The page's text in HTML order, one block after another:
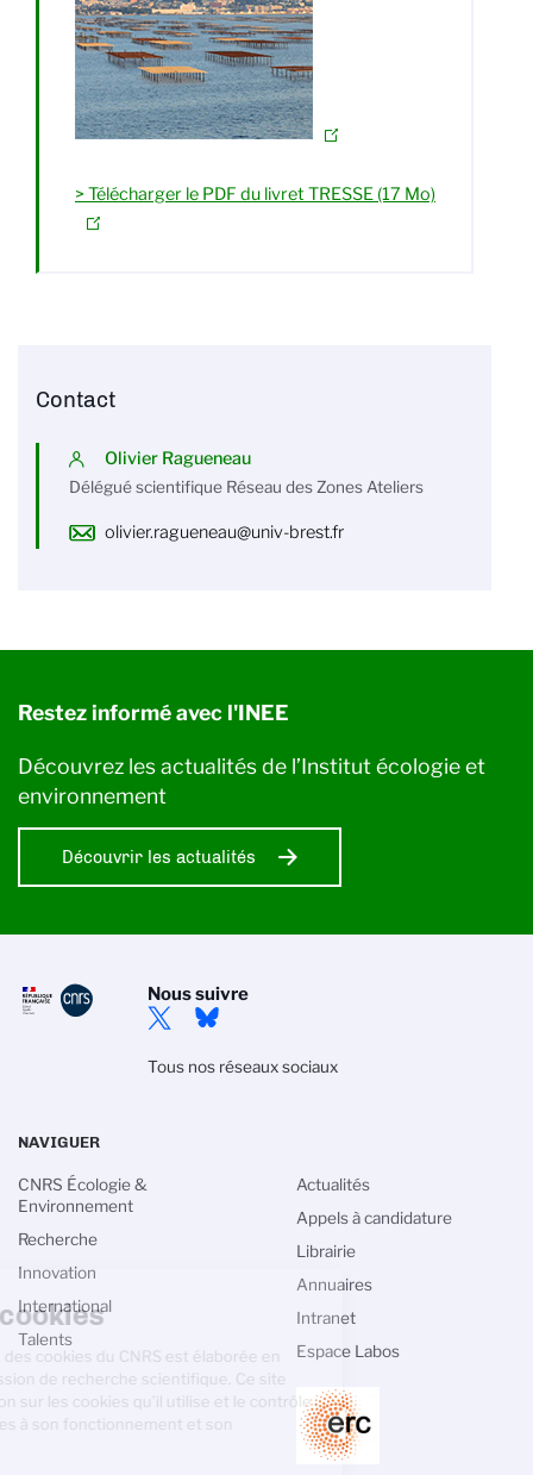
> Télécharger le PDF du livret TRESSE (17 Mo)
Contact
Olivier Ragueneau
Délégué scientifique Réseau des Zones Ateliers
olivier.ragueneau@univ-brest.fr
Restez informé avec l'INEE
Découvrez les actualités de l’Institut écologie et
environnement
Découvrir les actualités
Nous suivre
Tous nos réseaux sociaux
NAVIGUER
CNRS Écologie &
Environnement
Recherche
Innovation
International
Talents
Actualités
Appels à candidature
Librairie
Annuaires
Intranet
Espace Labos
Gestion des cookies
La politique de gestion des cookies du
CNRS est élaborée en adéquation avec sa
mission de recherche scientifique. Ce
site vous donne l’information sur les cookies qu’il utilise et le
contrôle de ceux non nécessaires à son fonctionnement et son